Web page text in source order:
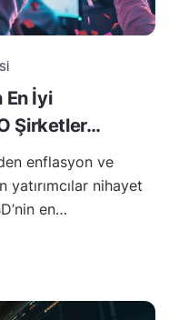
En İyi
Şirketler…
enflasyon ve
yatırımcılar nihayet
en…